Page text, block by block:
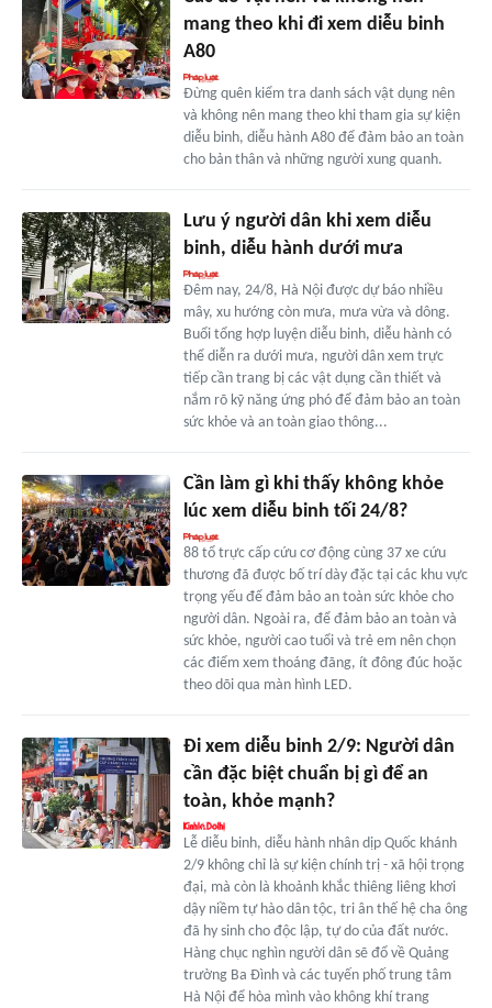
mang theo khi đi xem diễu binh
A80
Đừng quên kiểm tra danh sách vật dụng nên
và không nên mang theo khi tham gia sự kiện
diễu binh, diễu hành A80 để đảm bảo an toàn
cho bản thân và những người xung quanh.
Lưu ý người dân khi xem diễu
binh, diễu hành dưới mưa
Đêm nay, 24/8, Hà Nội được dự báo nhiều
mây, xu hướng còn mưa, mưa vừa và dông.
Buổi tổng hợp luyện diễu binh, diễu hành có
thể diễn ra dưới mưa, người dân xem trực
tiếp cần trang bị các vật dụng cần thiết và
nắm rõ kỹ năng ứng phó để đảm bảo an toàn
sức khỏe và an toàn giao thông...
Cần làm gì khi thấy không khỏe
lúc xem diễu binh tối 24/8?
88 tổ trực cấp cứu cơ động cùng 37 xe cứu
thương đã được bố trí dày đặc tại các khu vực
trọng yếu để đảm bảo an toàn sức khỏe cho
người dân. Ngoài ra, để đảm bảo an toàn và
sức khỏe, người cao tuổi và trẻ em nên chọn
các điểm xem thoáng đãng, ít đông đúc hoặc
theo dõi qua màn hình LED.
Đi xem diễu binh 2/9: Người dân
cần đặc biệt chuẩn bị gì để an
toàn, khỏe mạnh?
Lễ diễu binh, diễu hành nhân dịp Quốc khánh
2/9 không chỉ là sự kiện chính trị - xã hội trọng
đại, mà còn là khoảnh khắc thiêng liêng khơi
dậy niềm tự hào dân tộc, tri ân thế hệ cha ông
đã hy sinh cho độc lập, tự do của đất nước.
Hàng chục nghìn người dân sẽ đổ về Quảng
trường Ba Đình và các tuyến phố trung tâm
Hà Nội để hòa mình vào không khí trang